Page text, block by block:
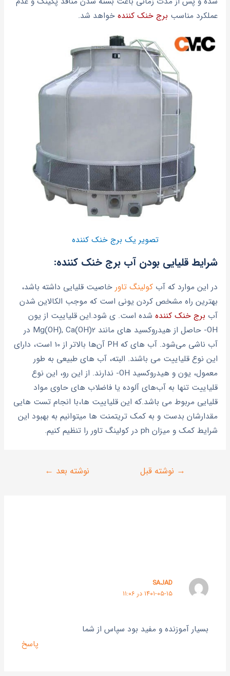
عملکرد مناسب برج خنک کنندهخواهد شد.
تصویر یک برج خنک کننده
شرایط قلیایی بودن آب برج خنک کننده:
در این موارد که آب کولینگ تاور خاصیت قلیایی داشته باشد،
بهترین راه مشخص کردن یونی است که موجب الکالاین شدن
آب برج خنک کنندهشده است. ی شود.این قلیاییت از یون
OH- حاصل از هیدروکسید های مانند Mg(OH), Ca(OH)2 در
آب ناشی می‌شود. آب های که PH آن‌ها بالاتر از 10 است، دارای
این نوع قلیاییت می­ باشند. البته، آب های طبیعی به طور
معمول، یون و هیدروکسید OH- ندارند. از این رو، این نوع
قلیاییت تنها به آب‌های آلوده یا فاضلاب های حاوی مواد
قلیایی مربوط می­ باشد.که این قلیاییت ها،با انجام تست هایی
مقدارشان بدست و به کمک تریتمنت ها میتوانیم به بهبود این
شرایط کمک و میزان ph در کولینگ تاور را تنظیم کنیم.
→ نوشته قبل نوشته بعد ←
SAJAD
۱۴۰۱-۰۵-۱۵ در ۱۱:۰۶
بسیار آموزنده و مفید بود سپاس از شما
پاسخ